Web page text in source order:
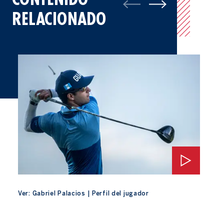
RELACIONADO
Ver: Gabriel Palacios | Perfil del jugador